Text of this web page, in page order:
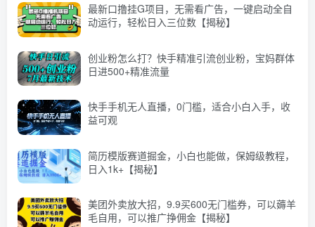
最新口撸挂G项目，无需看广告，一键启动全自
动运行，轻松日入三位数【揭秘】
创业粉怎么打？快手精准引流创业粉，宝妈群体
日进500+精准流量
快手手机无人直播，0门槛，适合小白入手，收
益可观
简历模版赛道掘金，小白也能做，保姆级教程，
日入1k+【揭秘】
美团外卖放大招，9.9买600无门槛券，可以薅羊
毛自用，可以推广挣佣金【揭秘】